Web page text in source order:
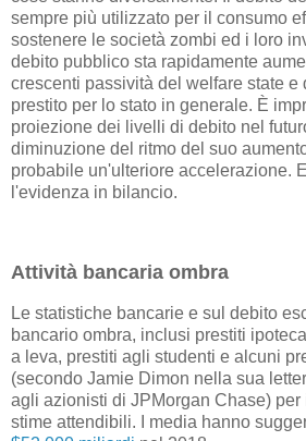
sempre più utilizzato per il consumo
sostenere le società zombi ed i loro
debito pubblico sta rapidamente
crescenti passività del welfare state e
prestito per lo stato in generale. È
proiezione dei livelli di debito nel
diminuzione del ritmo del suo
probabile un'ulteriore accelerazione.
l'evidenza in bilancio.
Attività bancaria ombra
Le statistiche bancarie e sul debito
bancario ombra, inclusi prestiti
a leva, prestiti agli studenti e alcuni
(secondo Jamie Dimon nella sua
agli azionisti di JPMorgan Chase)
stime attendibili. I media hanno